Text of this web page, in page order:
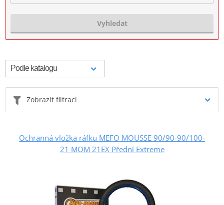
Vyhledat
Zobrazit filtraci
Ochranná vložka ráfku MEFO MOUSSE 90/90-90/100-
21 MOM 21EX Přední Extreme